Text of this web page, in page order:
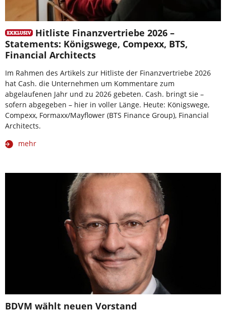
Hitliste Finanzvertriebe 2026 –
Statements: Königswege, Compexx, BTS,
Financial Architects
Im Rahmen des Artikels zur Hitliste der Finanzvertriebe 2026
hat Cash. die Unternehmen um Kommentare zum
abgelaufenen Jahr und zu 2026 gebeten. Cash. bringt sie –
sofern abgegeben – hier in voller Länge. Heute: Königswege,
Compexx, Formaxx/Mayflower (BTS Finance Group), Financial
Architects.
mehr
BDVM wählt neuen Vorstand